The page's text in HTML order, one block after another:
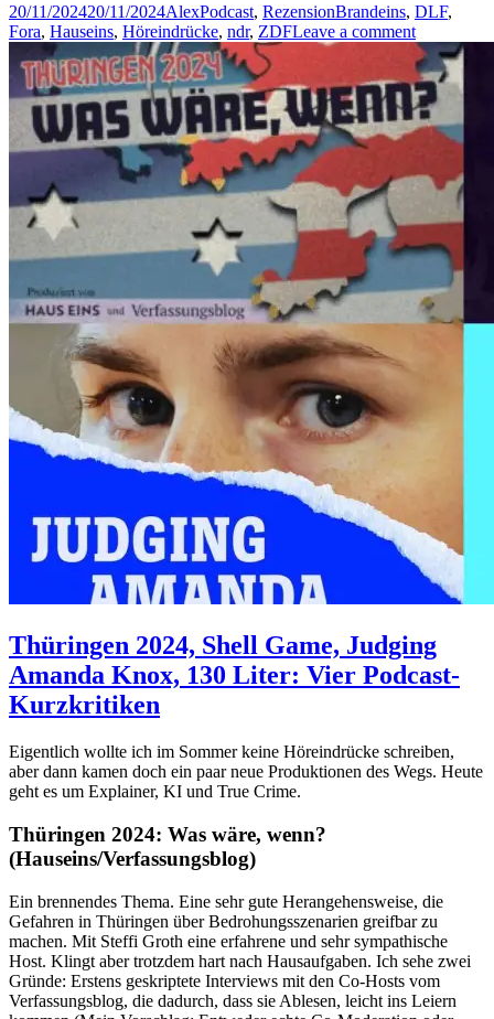
Posted
on
20/11/202420/11/2024Author
AlexCategories
Podcast, RezensionTags
Brandeins, DLF,
Fora, Hauseins, Höreindrücke, ndr, ZDFLeave a commenton
Nein
to
Five,
Lösch
German
Dreams,
Becoming
The
Beatles
Thüringen 2024, Shell Game, Judging
Amanda Knox, 130 Liter: Vier Podcast-
Kurzkritiken
Eigentlich wollte ich im Sommer keine Höreindrücke schreiben,
aber dann kamen doch ein paar neue Produktionen des Wegs. Heute
geht es um Explainer, KI und True Crime.
Thüringen 2024: Was wäre, wenn?
(Hauseins/Verfassungsblog)
Ein brennendes Thema. Eine sehr gute Herangehensweise, die
Gefahren in Thüringen über Bedrohungsszenarien greifbar zu
machen. Mit Steffi Groth eine erfahrene und sehr sympathische
Host. Klingt aber trotzdem hart nach Hausaufgaben. Ich sehe zwei
Gründe: Erstens geskriptete Interviews mit den Co-Hosts vom
Verfassungsblog, die dadurch, dass sie Ablesen, leicht ins Leiern